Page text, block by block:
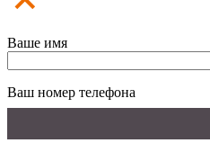
Ваше имя
Ваш номер телефона